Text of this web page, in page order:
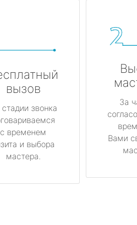
вызов
звонка
с временем
и выбора
мастера.
За
Вами